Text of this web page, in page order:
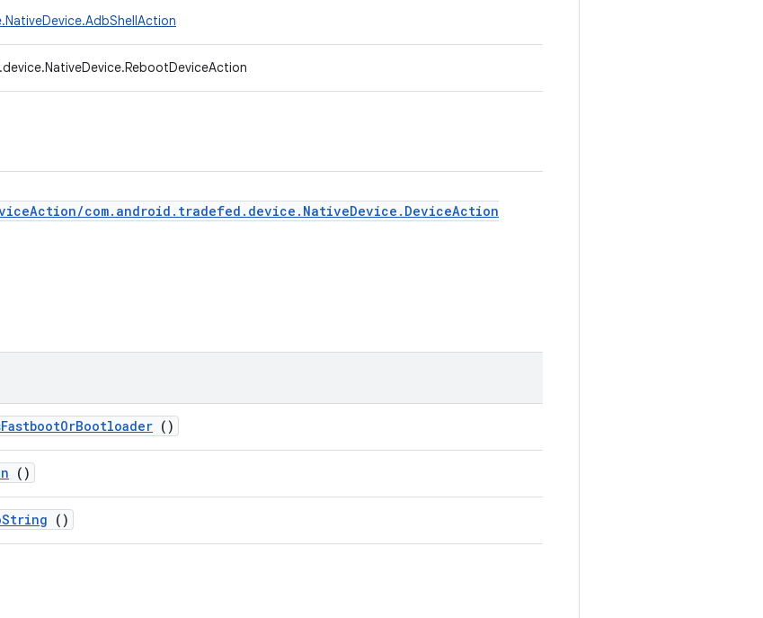
com.android.tradefed.device.NativeDevice.DeviceAction
FastbootOrBootloader ()
()
String ()